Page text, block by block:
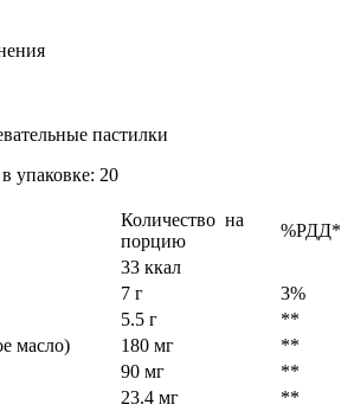
пастилки
упаковке: 20
Количество на
порцию
%РДД*
33 ккал
7 г
3%
5.5 г
**
масло)
180 мг
**
90 мг
**
23.4 мг
**